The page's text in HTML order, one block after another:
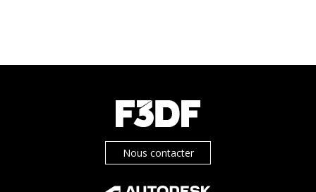
Nous contacter